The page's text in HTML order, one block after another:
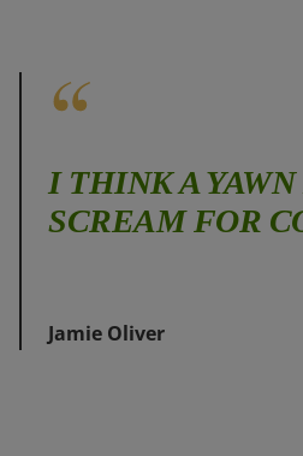
I THINK A
SCREAM FOR
Jamie Oliver